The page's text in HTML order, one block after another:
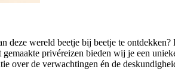
deze wereld beetje bij beetje te
privéreizen bieden wij je een
over de verwachtingen én de